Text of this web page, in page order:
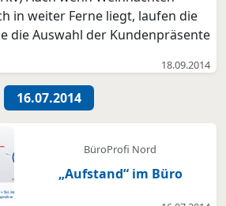
in weiter Ferne liegt, laufen die
die Auswahl der Kundenpräsente
bei der Schokoladendruckerei ist
Thema. „Wir besprechen gerade
mit unseren Kund...
18.09.2014
16.07.2014
BüroProfi Nord
„Aufstand“ im Büro